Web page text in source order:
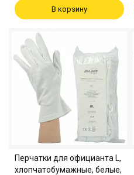
В корзину
Перчатки для официанта L,
хлопчатобумажные, белые,